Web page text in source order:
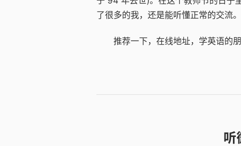
了很多的我，还是能听懂正常的交流。
推荐一下，在线地址，学英语的
听